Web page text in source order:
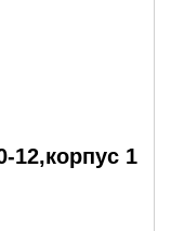
12,корпус 1